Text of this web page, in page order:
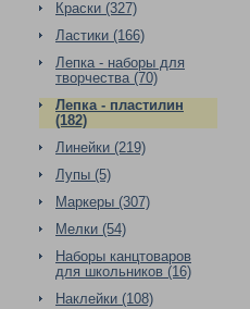
Краски (327)
Ластики (166)
Лепка - наборы для
творчества (70)
Лепка - пластилин
(182)
Линейки (219)
Лупы (5)
Маркеры (307)
Мелки (54)
Наборы канцтоваров
для школьников (16)
Наклейки (108)